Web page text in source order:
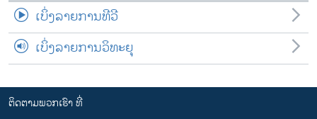
ເບິ່ງລາຍການທີວີ
ເບິ່ງລາຍການວິທະຍຸ
ຕິດຕາມພວກເຮົາ ທີ່